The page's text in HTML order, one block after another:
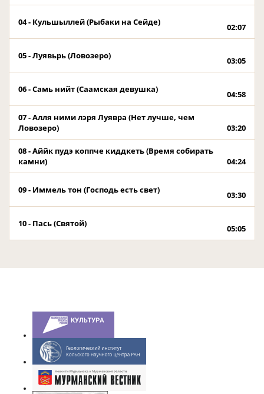
04 - Кульшыллей (Рыбаки на Сейде) 02:07
05 - Луявьрь (Ловозеро) 03:05
06 - Самь нийт (Саамская девушка) 04:58
07 - Алля ними лэря Луявра (Нет лучше, чем
Ловозеро)
03:20
08 - Аййк пудэ коппче киддкеть (Время собирать
камни)
04:24
09 - Иммель тон (Господь есть свет) 03:30
10 - Пась (Святой) 05:05